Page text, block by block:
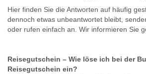
Hier finden Sie die Antworten auf häufig
dennoch etwas unbeantwortet bleibt,
oder rufen einfach an. Wir informieren Sie
Reisegutschein – Wie löse ich bei der
Reisegutschein ein?